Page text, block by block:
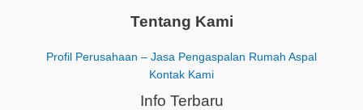
Tentang Kami
Profil Perusahaan – Jasa Pengaspalan Rumah Aspal
Kontak Kami
Info Terbaru